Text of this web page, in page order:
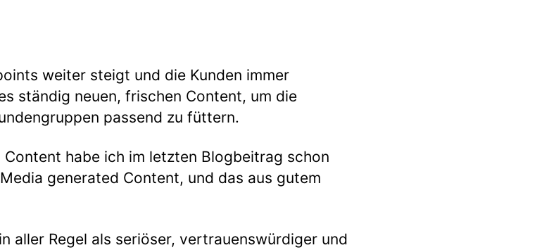
weiter steigt und die Kunden immer
ständig neuen, frischen Content, um die
passend zu füttern.
habe ich im letzten Blogbeitrag schon
generated Content, und das aus gutem
aller Regel als seriöser, vertrauenswürdiger und